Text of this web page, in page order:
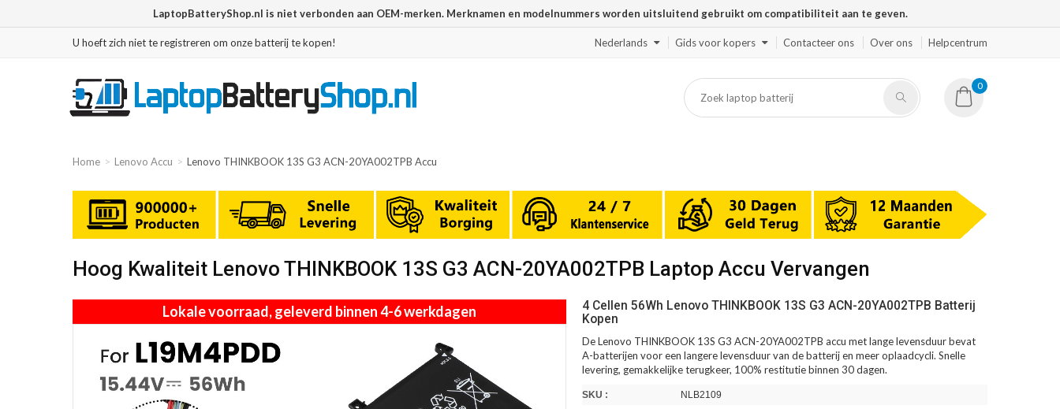
LaptopBatteryShop.nl is niet verbonden aan OEM-merken. Merknamen en modelnummers worden uitsluitend gebruikt om compatibiliteit aan te geven.
U hoeft zich niet te registreren om onze batterij te kopen! Nederlands Gids voor kopers Contacteer ons Over ons Helpcentrum
0
Home Lenovo Accu Lenovo THINKBOOK 13S G3 ACN-20YA002TPB Accu
Hoog Kwaliteit Lenovo THINKBOOK 13S G3 ACN-20YA002TPB Laptop Accu Vervangen
Lokale voorraad, geleverd binnen 4-6 werkdagen
4 Cellen 56Wh Lenovo THINKBOOK 13S G3 ACN-20YA002TPB Batterij
Kopen
De Lenovo THINKBOOK 13S G3 ACN-20YA002TPB accu met lange levensduur bevat
A-batterijen voor een langere levensduur van de batterij en meer oplaadcycli. Snelle
levering, gemakkelijke terugkeer, 100% restitutie binnen 30 dagen.
SKU :
NLB2109